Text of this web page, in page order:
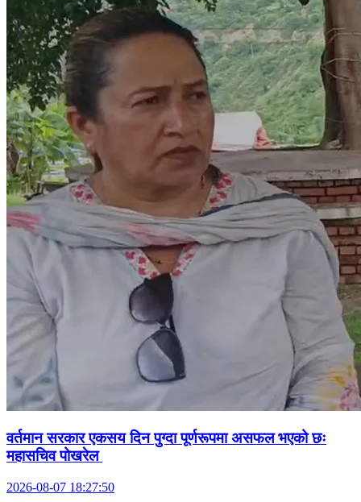
वर्तमान सरकार एकसय दिन पुग्दा पूर्णरूपमा असफल भएको छः
महासचिव पोखरेल
2026-08-07 18:27:50